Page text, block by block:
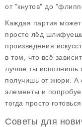
от "кнутов" до
Каждая партия
просто лёд
произведения
в том, что всё
лучше ты исполнишь
получишь от жюри. А
элементы и
тогда просто
Советы для